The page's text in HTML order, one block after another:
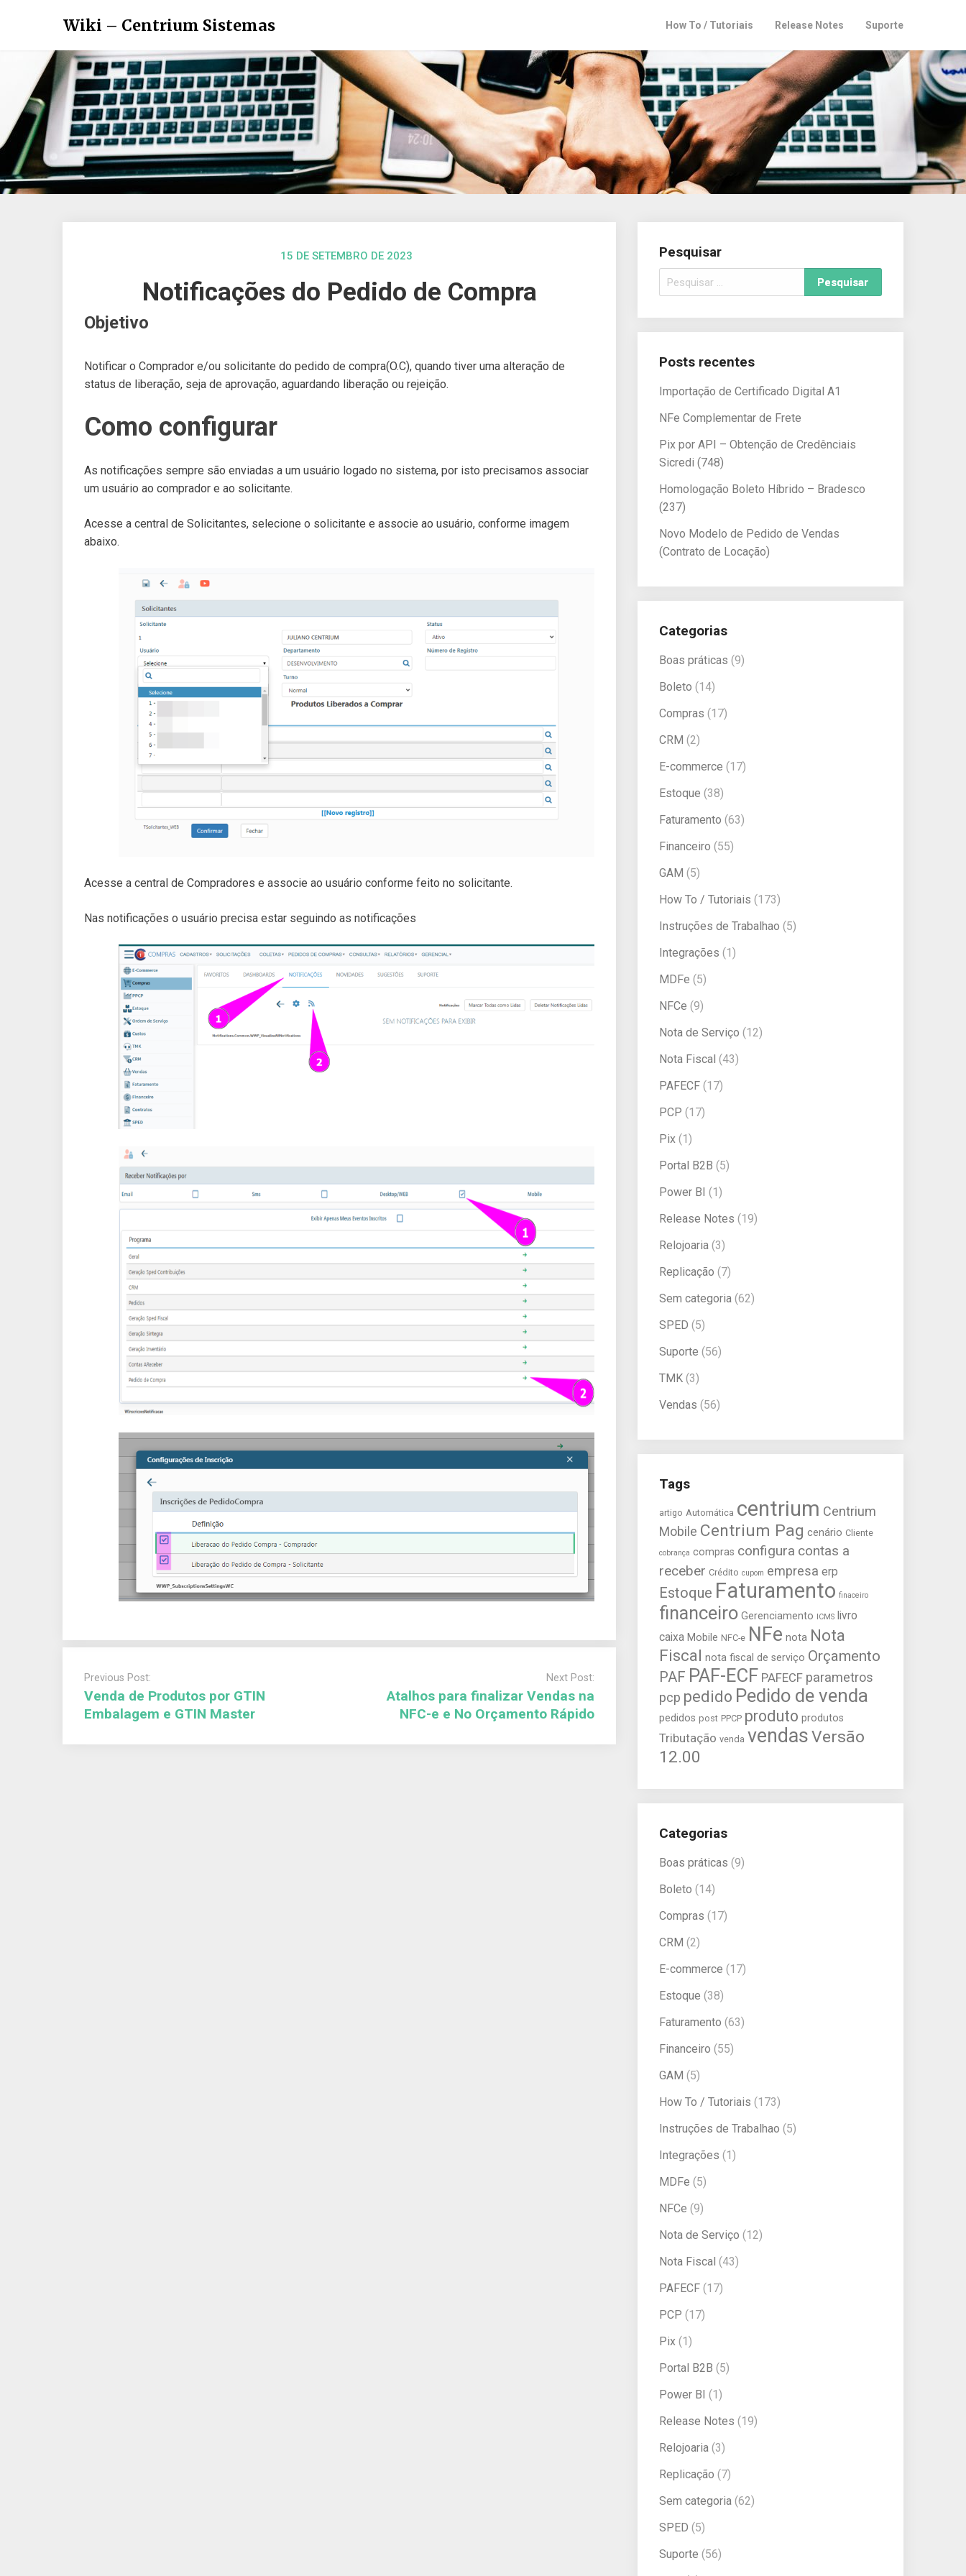
Wiki – Centrium Sistemas How To / Tutoriais Release Notes Suporte
15 DE SETEMBRO DE 2023
Notificações do Pedido de Compra
Objetivo
Notificar o Comprador e/ou solicitante do pedido de compra(O.C), quando tiver uma alteração de
status de liberação, seja de aprovação, aguardando liberação ou rejeição.
Como configurar
As notificações sempre são enviadas a um usuário logado no sistema, por isto precisamos associar
um usuário ao comprador e ao solicitante.
Acesse a central de Solicitantes, selecione o solicitante e associe ao usuário, conforme imagem
abaixo.
Acesse a central de Compradores e associe ao usuário conforme feito no solicitante.
Nas notificações o usuário precisa estar seguindo as notificações
Previous Post:
Venda de Produtos por GTIN
Embalagem e GTIN Master
Next Post:
Atalhos para finalizar Vendas na
NFC-e e No Orçamento Rápido
Pesquisar
Posts recentes
Importação de Certificado Digital A1
NFe Complementar de Frete
Pix por API – Obtenção de Credênciais
Sicredi (748)
Homologação Boleto Híbrido – Bradesco
(237)
Novo Modelo de Pedido de Vendas
(Contrato de Locação)
Categorias
Boas práticas (9)
Boleto (14)
Compras (17)
CRM (2)
E-commerce (17)
Estoque (38)
Faturamento (63)
Financeiro (55)
GAM (5)
How To / Tutoriais (173)
Instruções de Trabalhao (5)
Integrações (1)
MDFe (5)
NFCe (9)
Nota de Serviço (12)
Nota Fiscal (43)
PAFECF (17)
PCP (17)
Pix (1)
Portal B2B (5)
Power BI (1)
Release Notes (19)
Relojoaria (3)
Replicação (7)
Sem categoria (62)
SPED (5)
Suporte (56)
TMK (3)
Vendas (56)
Tags
artigo Automática centrium Centrium
Mobile Centrium Pag cenário Cliente
cobrança compras configura contas a
receber Crédito cupom empresa erp
Estoque Faturamento finaceiro
financeiro Gerenciamento ICMS livro
caixa Mobile NFC-e NFe nota Nota
Fiscal nota fiscal de serviço Orçamento
PAF PAF-ECF PAFECF parametros
pcp pedido Pedido de venda
pedidos post PPCP produto produtos
Tributação venda vendasVersão
12.00
Categorias
Boas práticas (9)
Boleto (14)
Compras (17)
CRM (2)
E-commerce (17)
Estoque (38)
Faturamento (63)
Financeiro (55)
GAM (5)
How To / Tutoriais (173)
Instruções de Trabalhao (5)
Integrações (1)
MDFe (5)
NFCe (9)
Nota de Serviço (12)
Nota Fiscal (43)
PAFECF (17)
PCP (17)
Pix (1)
Portal B2B (5)
Power BI (1)
Release Notes (19)
Relojoaria (3)
Replicação (7)
Sem categoria (62)
SPED (5)
Suporte (56)